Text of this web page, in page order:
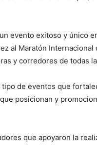
evento exitoso y único
al Maratón Internacional
y corredores de todas
de eventos que
posicionan y
que apoyaron la